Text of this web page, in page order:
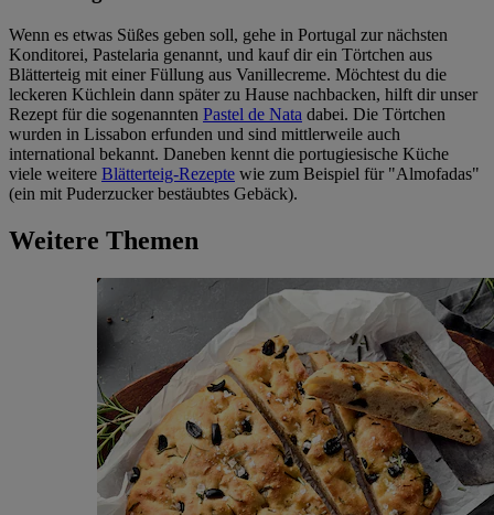
Wenn es etwas Süßes geben soll, gehe in Portugal zur nächsten
Konditorei, Pastelaria genannt, und kauf dir ein Törtchen aus
Blätterteig mit einer Füllung aus Vanillecreme. Möchtest du die
leckeren Küchlein dann später zu Hause nachbacken, hilft dir unser
Rezept für die sogenannten Pastel de Nata dabei. Die Törtchen
wurden in Lissabon erfunden und sind mittlerweile auch
international bekannt. Daneben kennt die portugiesische Küche
viele weitere Blätterteig-Rezepte wie zum Beispiel für "Almofadas"
(ein mit Puderzucker bestäubtes Gebäck).
Weitere Themen